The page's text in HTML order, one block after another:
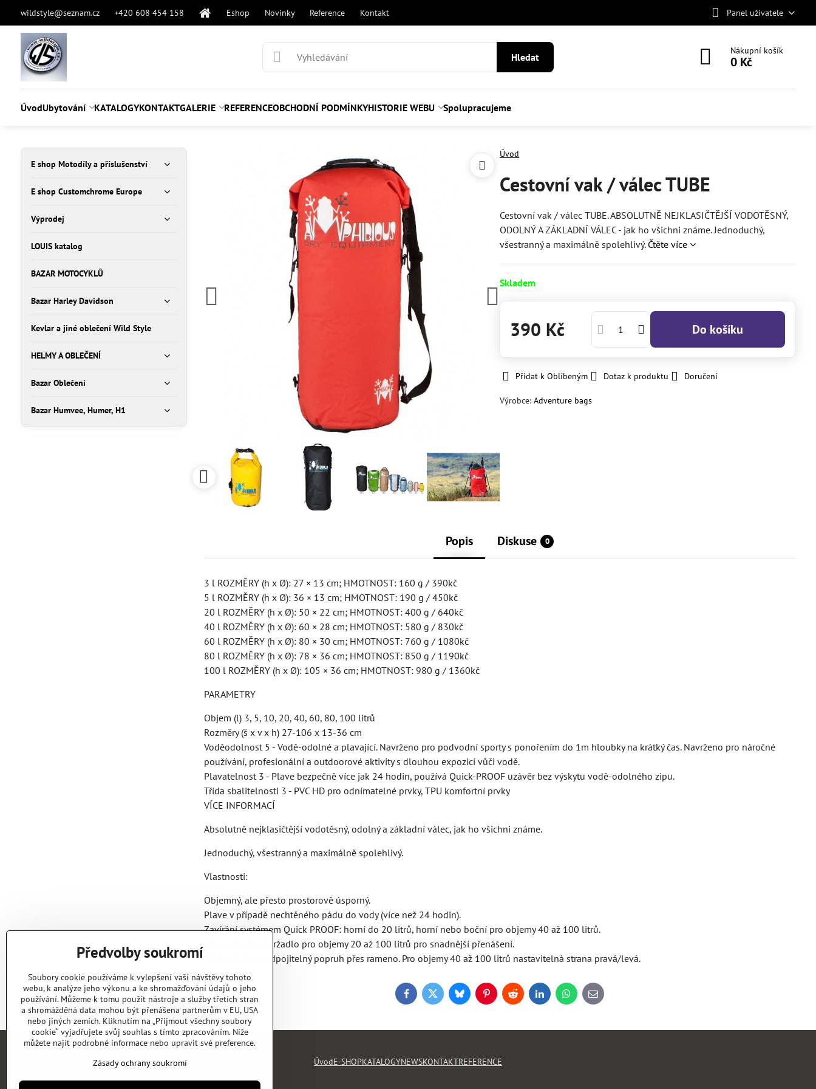
wildstyle@seznam.cz +420 608 454 158 Eshop Novinky Reference Kontakt Panel uživatele
Hledat
Nákupní košík
0 Kč
ÚvodUbytování KATALOGYKONTAKTGALERIE REFERENCEOBCHODNÍ PODMÍNKYHISTORIE WEBU Spolupracujeme
Úvod
Cestovní vak / válec TUBE
Cestovní vak / válec TUBE. ABSOLUTNĚ NEJKLASIČTĚJŠÍ VODOTĚSNÝ,
ODOLNÝ A ZÁKLADNÍ VÁLEC - jak ho všichni známe. Jednoduchý,
všestranný a maximálně spolehlivý. Čtěte více
Skladem
390 Kč Do košíku
Přidat k Oblíbeným Dotaz k produktu Doručení
Výrobce:Adventure bags
Popis Diskuse 0
3 l ROZMĚRY (h x Ø): 27 × 13 cm; HMOTNOST: 160 g / 390kč
5 l ROZMĚRY (h x Ø): 36 × 13 cm; HMOTNOST: 190 g / 450kč
20 l ROZMĚRY (h x Ø): 50 × 22 cm; HMOTNOST: 400 g / 640kč
40 l ROZMĚRY (h x Ø): 60 × 28 cm; HMOTNOST: 580 g / 830kč
60 l ROZMĚRY (h x Ø): 80 × 30 cm; HMOTNOST: 760 g / 1080kč
80 l ROZMĚRY (h x Ø): 78 × 36 cm; HMOTNOST: 850 g / 1190kč
100 l ROZMĚRY (h x Ø): 105 × 36 cm; HMOTNOST: 980 g / 1360kč
PARAMETRY
Objem (l) 3, 5, 10, 20, 40, 60, 80, 100 litrů
Rozměry (š x v x h) 27-106 x 13-36 cm
Voděodolnost 5 - Vodě-odolné a plavající. Navrženo pro podvodní sporty s ponořením do 1m hloubky na krátký čas. Navrženo pro náročné
používání, profesionální a outdoorové aktivity s dlouhou expozicí vůči vodě.
Plavatelnost 3 - Plave bezpečně více jak 24 hodin, používá Quick-PROOF uzávěr bez výskytu vodě-odolného zipu.
Třída sbalitelnosti 3 - PVC HD pro odnímatelné prvky, TPU komfortní prvky
VÍCE INFORMACÍ
Absolutně nejklasičtější vodotěsný, odolný a základní válec, jak ho všichni známe.
Jednoduchý, všestranný a maximálně spolehlivý.
Vlastnosti:
Objemný, ale přesto prostorově úsporný.
Plave v případě nechtěného pádu do vody (více než 24 hodin).
Zavírání systémem Quick PROOF: horní do 20 litrů, horní nebo boční pro objemy 40 až 100 litrů.
Horní plastové držadlo pro objemy 20 až 100 litrů pro snadnější přenášení.
Nastavitelný a odpojitelný popruh přes rameno. Pro objemy 40 až 100 litrů nastavitelná strana pravá/levá.
FacebookTwitterBlueskyPinterestRedditLinkedInWhatsApp
E-
mail
E shop Motodíly a příslušenství
E shop Customchrome Europe
Výprodej
LOUIS katalog
BAZAR MOTOCYKLŮ
Bazar Harley Davidson
Kevlar a jiné oblečení Wild Style
HELMY A OBLEČENÍ
Bazar Oblečení
Bazar Humvee, Humer, H1
ÚvodE-SHOPKATALOGYNEWSKONTAKTREFERENCE
Předvolby soukromí
Soubory cookie používáme k vylepšení vaší návštěvy tohoto
webu, k analýze jeho výkonu a ke shromažďování údajů o jeho
používání. Můžeme k tomu použít nástroje a služby třetích stran
a shromážděná data mohou být přenášena partnerům v EU, USA
nebo jiných zemích. Kliknutím na „Přijmout všechny soubory
cookie“ vyjadřujete svůj souhlas s tímto zpracováním. Níže
můžete najít podrobné informace nebo upravit své preference.
Zásady ochrany soukromí